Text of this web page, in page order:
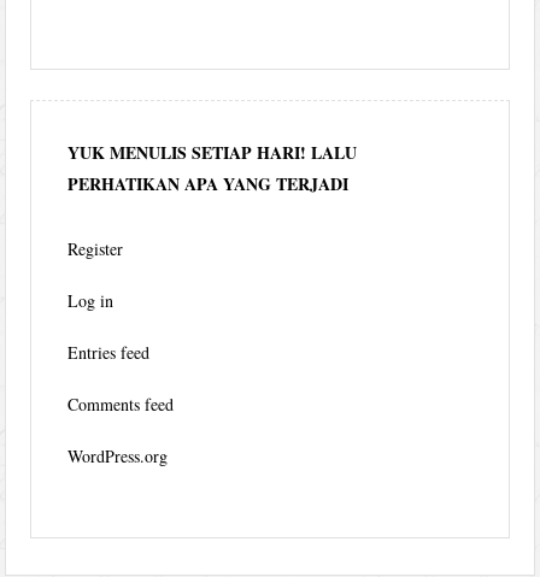
YUK MENULIS SETIAP HARI! LALU
PERHATIKAN APA YANG TERJADI
Register
Log in
Entries feed
Comments feed
WordPress.org